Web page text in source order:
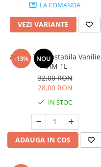
LA COMANDA
VEZI VARIANTE
-13% NOU
Aroma Termostabila Vanilie
YAM 1L
32,00 RON
28,00 RON
IN STOC
ADAUGA IN COS